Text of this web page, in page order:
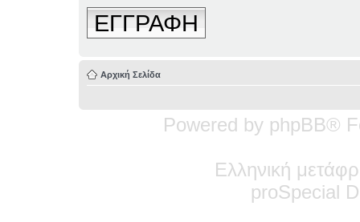
ΕΓΓΡΑΦΗ
Αρχική Σελίδα
Powered by phpBB®
Ελληνική
proSpecial